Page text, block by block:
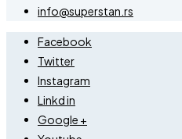
info@superstan.rs
Facebook
Twitter
Instagram
Linkd in
Google +